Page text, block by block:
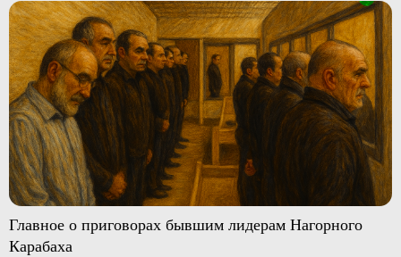
Главное о приговорах бывшим лидерам Нагорного
Карабаха